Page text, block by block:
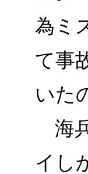
為ミ
て事
いた
海
イし